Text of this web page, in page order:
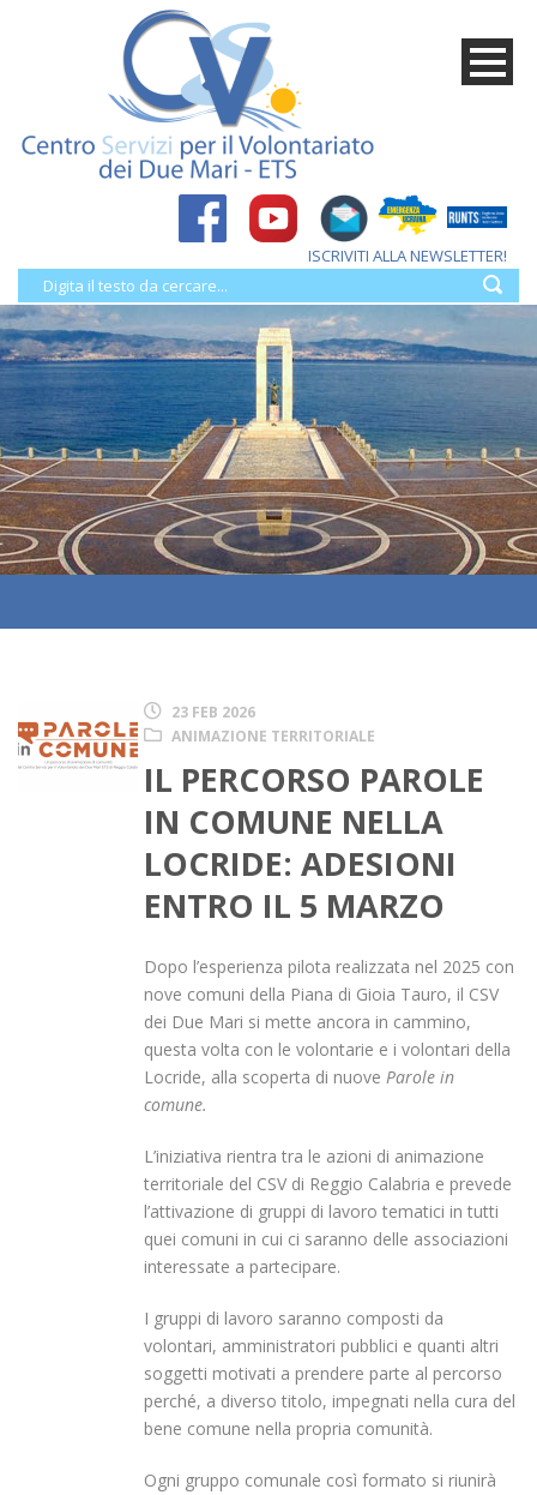
ISCRIVITI ALLA NEWSLETTER!
23 FEB 2026
ANIMAZIONE TERRITORIALE
IL PERCORSO PAROLE
IN COMUNE NELLA
LOCRIDE: ADESIONI
ENTRO IL 5 MARZO
Dopo l’esperienza pilota realizzata nel 2025 con
nove comuni della Piana di Gioia Tauro, il CSV
dei Due Mari si mette ancora in cammino,
questa volta con le volontarie e i volontari della
Locride, alla scoperta di nuove Parole in
comune.
L’iniziativa rientra tra le azioni di animazione
territoriale del CSV di Reggio Calabria e prevede
l’attivazione di gruppi di lavoro tematici in tutti
quei comuni in cui ci saranno delle associazioni
interessate a partecipare.
I gruppi di lavoro saranno composti da
volontari, amministratori pubblici e quanti altri
soggetti motivati a prendere parte al percorso
perché, a diverso titolo, impegnati nella cura del
bene comune nella propria comunità.
Ogni gruppo comunale così formato si riunirà